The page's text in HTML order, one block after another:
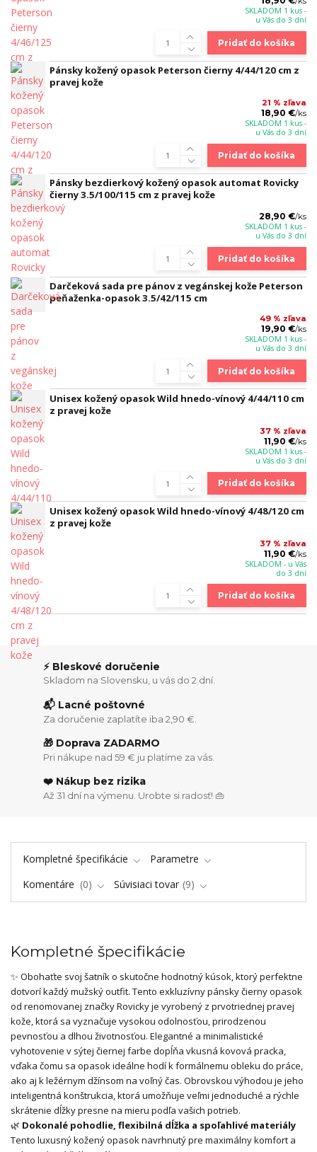
SKLADOM 1 kus -
u Vás do 3 dní
Pridať do košíka
Pánsky kožený opasok Peterson čierny 4/44/120 cm z
pravej kože
21 % zľava
18,90 €/ks
SKLADOM 1 kus -
u Vás do 3 dní
Pridať do košíka
Pánsky bezdierkový kožený opasok automat Rovicky
čierny 3.5/100/115 cm z pravej kože
28,90 €/ks
SKLADOM 1 kus -
u Vás do 3 dní
Pridať do košíka
Darčeková sada pre pánov z vegánskej kože Peterson
peňaženka-opasok 3.5/42/115 cm
49 % zľava
19,90 €/ks
SKLADOM 1 kus -
u Vás do 3 dní
Pridať do košíka
Unisex kožený opasok Wild hnedo-vínový 4/44/110 cm
z pravej kože
37 % zľava
11,90 €/ks
SKLADOM 1 kus -
u Vás do 3 dní
Pridať do košíka
Unisex kožený opasok Wild hnedo-vínový 4/48/120 cm
z pravej kože
37 % zľava
11,90 €/ks
SKLADOM - u Vás
do 3 dní
Pridať do košíka
⚡ Bleskové doručenie
Skladom na Slovensku, u vás do 2 dní.
📬 Lacné poštovné
Za doručenie zaplatíte iba 2,90 €.
🎁 Doprava ZADARMO
Pri nákupe nad 59 € ju platíme za vás.
❤️ Nákup bez rizika
Až 31 dní na výmenu. Urobte si radosť! 👜
Kompletné špecifikácie
Parametre
Komentáre
0 Súvisiaci tovar 9
Kompletné špecifikácie
✨ Obohaťte svoj šatník o skutočne hodnotný kúsok, ktorý perfektne
dotvorí každý mužský outfit. Tento exkluzívny pánsky čierny opasok
od renomovanej značky Rovicky je vyrobený z prvotriednej pravej
kože, ktorá sa vyznačuje vysokou odolnosťou, prirodzenou
pevnosťou a dlhou životnosťou. Elegantné a minimalistické
vyhotovenie v sýtej čiernej farbe dopĺňa vkusná kovová pracka,
vďaka čomu sa opasok ideálne hodí k formálnemu obleku do práce,
ako aj k ležérnym džínsom na voľný čas. Obrovskou výhodou je jeho
inteligentná konštrukcia, ktorá umožňuje veľmi jednoduché a rýchle
skrátenie dĺžky presne na mieru podľa vašich potrieb.
🌿 Dokonalé pohodlie, flexibilná dĺžka a spoľahlivé materiály
Tento luxusný kožený opasok navrhnutý pre maximálny komfort a